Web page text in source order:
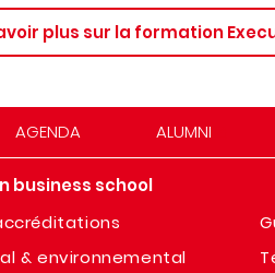
plus sur la formation
AGENDA ALUMNI
business school
& environnemental